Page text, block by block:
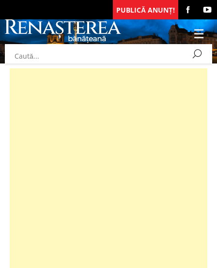
PUBLICĂ ANUNȚ!